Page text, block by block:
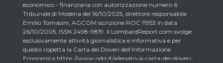
economico - finanziaria con autorizzazione numero 6
Tribunale di Modena del 16/10/2025, direttore responsabile
Emilio Tomasini, AGCOM iscrizione ROC 11953 in data
26/10/2005, ISSN 2498-9819. Il LombardReport.com svolge
esclusivamente attività giornalistica e informativa e per
questo rispetta la Carta dei Doveri dell’Informazione
Economica https://www.odg.it/allegato-4-carta-dei-doveri-